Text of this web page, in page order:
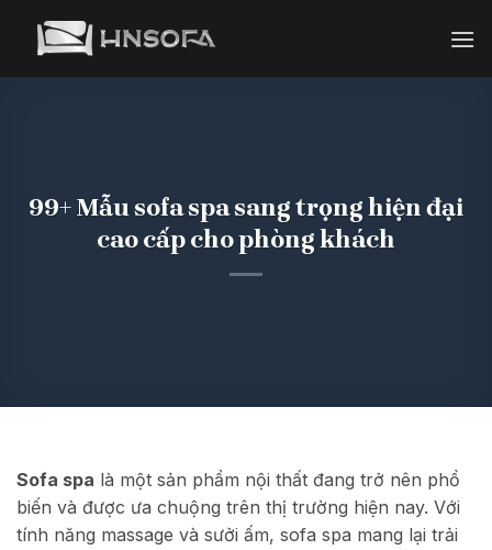
99+ Mẫu sofa spa sang trọng hiện đại
cao cấp cho phòng khách
Sofa spa là một sản phẩm nội thất đang trở nên phổ
biến và được ưa chuộng trên thị trường hiện nay. Với
tính năng massage và sưởi ấm, sofa spa mang lại trải